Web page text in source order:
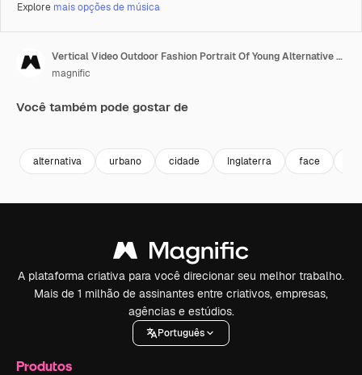
Explore mais opções de música
Vertical Video Outdoor Fashion Portrait Of Young Alternative Style Woman Leaning In Towards Camera Against Graffitti Covered Walls Of London City Street UK In Real Time 1
magnific
Você também pode gostar de
alternativa urbano cidade Inglaterra face
A plataforma criativa para você direcionar seu melhor trabalho.
Mais de 1 milhão de assinantes entre criativos, empresas,
agências e estúdios.
Português
Produtos